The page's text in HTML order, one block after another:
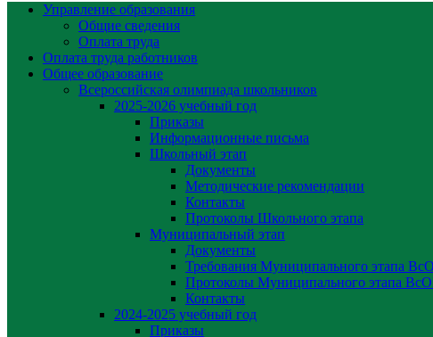
Управление образования
Общие сведения
Оплата труда
Оплата труда работников
Общее образование
Всероссийская олимпиада школьников
2025-2026 учебный год
Приказы
Информационные письма
Школьный этап
Документы
Методические рекомендации
Контакты
Протоколы Школьного этапа
Муниципальный этап
Документы
Требования Муниципального этапа
Протоколы Муниципального этапа
Контакты
2024-2025 учебный год
Приказы